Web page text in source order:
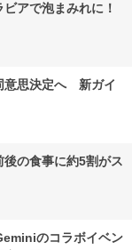
アで泡まみれに！
意思決定へ 新ガイ
後の食事に約5割がス
のコラボイベン